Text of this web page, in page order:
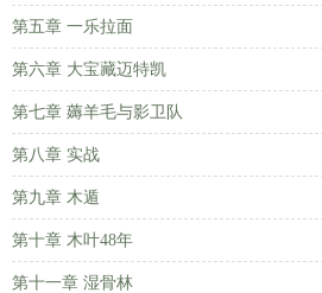
第五章 一乐拉面
第六章 大宝藏迈特凯
第七章 薅羊毛与影卫队
第八章 实战
第九章 木遁
第十章 木叶48年
第十一章 湿骨林